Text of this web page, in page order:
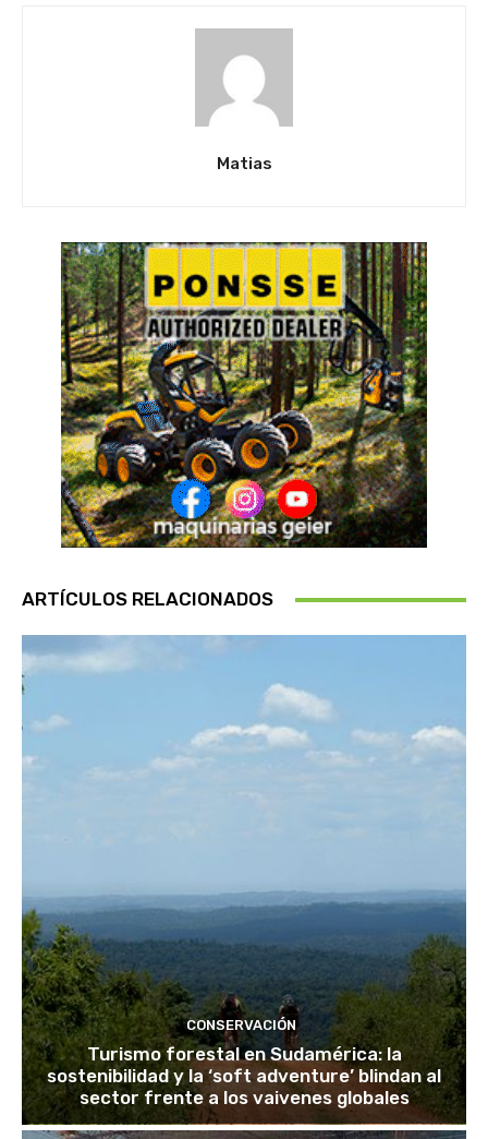
Matias
ARTÍCULOS RELACIONADOS
CONSERVACIÓN
Turismo forestal en Sudamérica: la
sostenibilidad y la ‘soft adventure’ blindan al
sector frente a los vaivenes globales